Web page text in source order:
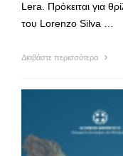
Lera. Πρόκειται για
του Lorenzo Silva …
Διαβάστε περισσότερα